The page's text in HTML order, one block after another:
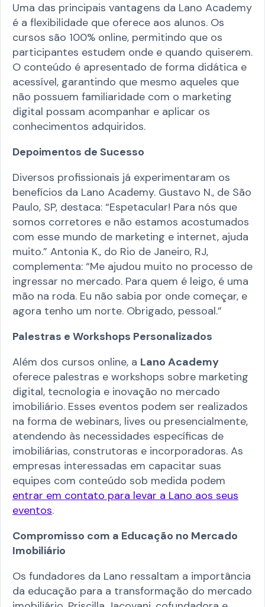
Uma das principais vantagens da Lano Academy
é a flexibilidade que oferece aos alunos. Os
cursos são 100% online, permitindo que os
participantes estudem onde e quando quiserem.
O conteúdo é apresentado de forma didática e
acessível, garantindo que mesmo aqueles que
não possuem familiaridade com o marketing
digital possam acompanhar e aplicar os
conhecimentos adquiridos.​
Depoimentos de Sucesso
Diversos profissionais já experimentaram os
benefícios da Lano Academy. Gustavo N., de São
Paulo, SP, destaca: “Espetacular! Para nós que
somos corretores e não estamos acostumados
com esse mundo de marketing e internet, ajuda
muito.” Antonia K., do Rio de Janeiro, RJ,
complementa: “Me ajudou muito no processo de
ingressar no mercado. Para quem é leigo, é uma
mão na roda. Eu não sabia por onde começar, e
agora tenho um norte. Obrigado, pessoal.”​
Palestras e Workshops Personalizados
Além dos cursos online, a Lano Academy
oferece palestras e workshops sobre marketing
digital, tecnologia e inovação no mercado
imobiliário. Esses eventos podem ser realizados
na forma de webinars, lives ou presencialmente,
atendendo às necessidades específicas de
imobiliárias, construtoras e incorporadoras. As
empresas interessadas em capacitar suas
equipes com conteúdo sob medida podem
entrar em contato para levar a Lano aos seus
eventos.​
Compromisso com a Educação no Mercado
Imobiliário
Os fundadores da Lano ressaltam a importância
da educação para a transformação do mercado